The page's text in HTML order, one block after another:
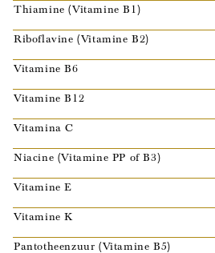
Thiamine (Vitamine B1)
Riboflavine (Vitamine B2)
Vitamine B6
Vitamine B12
Vitamina C
Niacine (Vitamine PP of B3)
Vitamine E
Vitamine K
Pantotheenzuur (Vitamine B5)